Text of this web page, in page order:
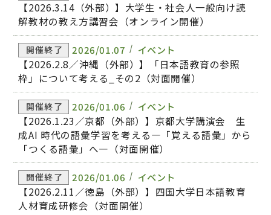
【2026.3.14（外部）】大学生・社会人一般向け読
解教材の教え方講習会（オンライン開催）
開催終了 2026/01.07 イベント
【2026.2.8／沖縄（外部）】「日本語教育の参照
枠」について考える_その2（対面開催）
開催終了 2026/01.06 イベント
【2026.1.23／京都（外部）】京都大学講演会 生
成AI 時代の語彙学習を考える―「覚える語彙」から
「つくる語彙」へ―（対面開催）
開催終了 2026/01.06 イベント
【2026.2.11／徳島（外部）】四国大学日本語教育
人材育成研修会（対面開催）